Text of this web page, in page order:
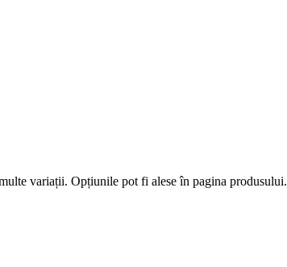
variații. Opțiunile pot fi alese în pagina produsului.